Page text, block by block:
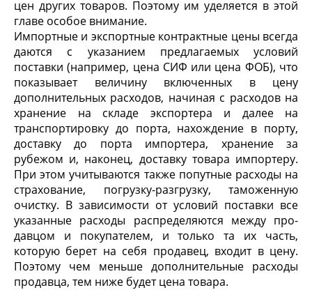
цен других товаров. Поэтому им уделяется в этой
главе особое внимание.
Импортные и экспортные контрактные цены всегда
даются с указанием предлагаемых условий
поставки (например, цена СИФ или цена ФОБ), что
показывает величину включенных в цену
дополнительных расходов, начиная с расходов на
хранение на складе экспортера и далее на
транспортировку до порта, нахождение в порту,
доставку до порта импортера, хранение за
рубежом и, наконец, доставку товара импортеру.
При этом учитываются также попутные расходы на
страхование, погруз­ку-разгрузку, таможенную
очистку. В зависимости от условий поставки все
указанные расходы распределяются между про­
давцом и покупателем, и только та их часть,
которую берет на себя продавец, входит в цену.
Поэтому чем меньше дополни­тельные расходы
продавца, тем ниже будет цена товара.